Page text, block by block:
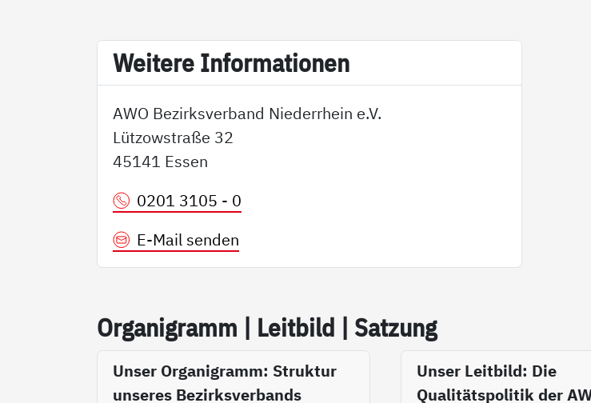
Wei­te­re In­for­ma­tio­nen
AWO Bezirksverband Niederrhein e.V.
Lützowstraße 32
45141 Essen
0201 3105 - 0
E-Mail senden
Or­ga­ni­gramm | Leit­bild | Sat­zung
Unser Organigramm: Struktur
unseres Bezirksverbands
Unser Leitbild: Die
Qualitätspolitik der